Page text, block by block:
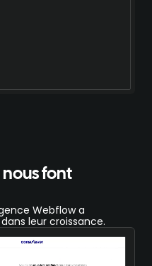
nous font
Webflow a
leur croissance.